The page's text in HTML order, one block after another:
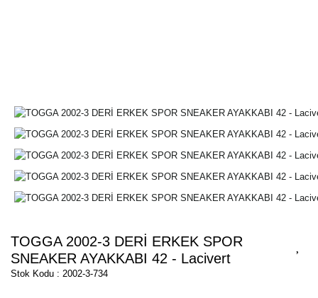
TOGGA 2002-3 DERİ ERKEK SPOR
SNEAKER AYAKKABI 42 - Lacivert
Stok Kodu : 2002-3-734